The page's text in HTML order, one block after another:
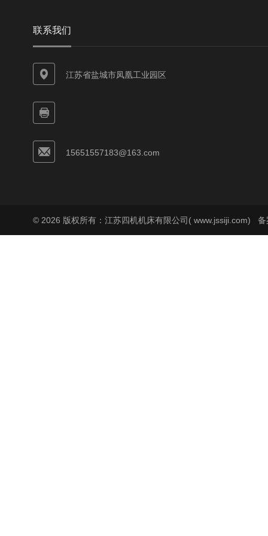
联系我们
江苏省盐城市凤凰工业园区
15651557183@163.com
© 2026 版权所有：江苏四机机床有限公司( www.jssiji.com) 备